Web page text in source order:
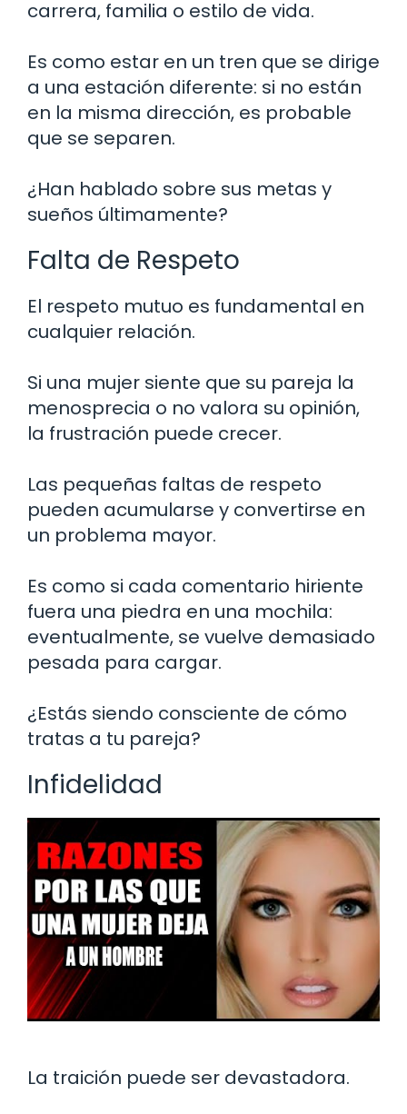
carrera, familia o estilo de vida.
Es como estar en un tren que se dirige
a una estación diferente: si no están
en la misma dirección, es probable
que se separen.
¿Han hablado sobre sus metas y
sueños últimamente?
Falta de Respeto
El respeto mutuo es fundamental en
cualquier relación.
Si una mujer siente que su pareja la
menosprecia o no valora su opinión,
la frustración puede crecer.
Las pequeñas faltas de respeto
pueden acumularse y convertirse en
un problema mayor.
Es como si cada comentario hiriente
fuera una piedra en una mochila:
eventualmente, se vuelve demasiado
pesada para cargar.
¿Estás siendo consciente de cómo
tratas a tu pareja?
Infidelidad
La traición puede ser devastadora.